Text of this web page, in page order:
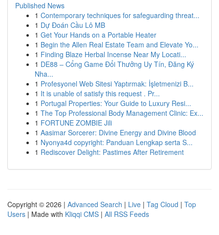
Published News
1 Contemporary techniques for safeguarding threat...
1 Dự Đoán Cầu Lô MB
1 Get Your Hands on a Portable Heater
1 Begin the Allen Real Estate Team and Elevate Yo...
1 Finding Blaze Herbal Incense Near My Locati...
1 DE88 – Cổng Game Đổi Thưởng Uy Tín, Đăng Ký
Nha...
1 Profesyonel Web Sitesi Yaptırmak: İşletmenizi B...
1 It is unable of satisfy this request . Pr...
1 Portugal Properties: Your Guide to Luxury Resi...
1 The Top Professional Body Management Clinic: Ex...
1 FORTUNE ZOMBIE Jili
1 Aasimar Sorcerer: Divine Energy and Divine Blood
1 Nyonya4d copyright: Panduan Lengkap serta S...
1 Rediscover Delight: Pastimes After Retirement
Copyright © 2026 | Advanced Search | Live | Tag Cloud | Top
Users | Made with Kliqqi CMS | All RSS Feeds